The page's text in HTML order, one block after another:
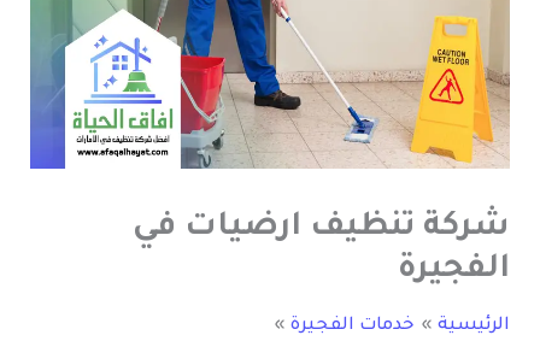
شركة تنظيف ارضيات في
الفجيرة
الرئيسية
خدمات الفجيرة